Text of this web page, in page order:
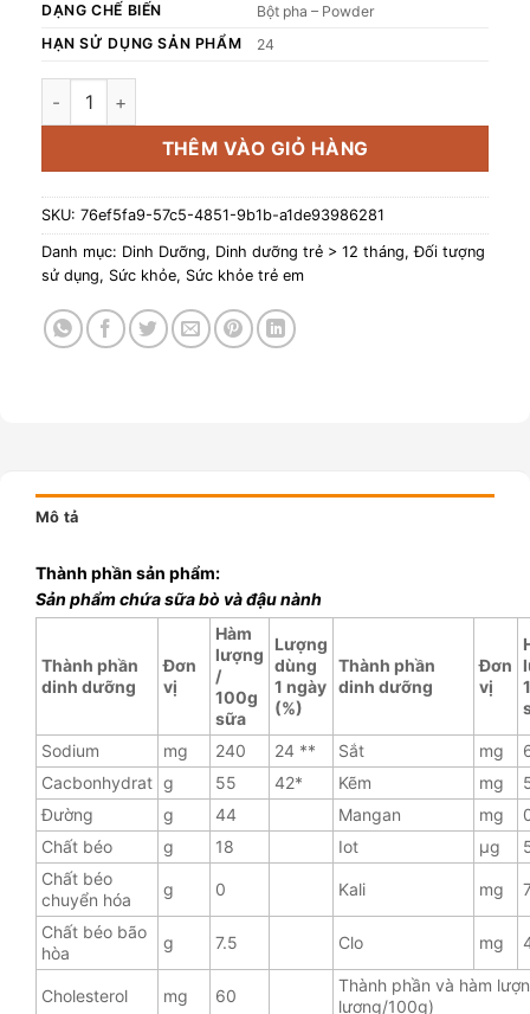
DẠNG CHẾ BIẾN
Bột pha – Powder
HẠN SỬ DỤNG SẢN PHẨM
24
Sản phẩm dinh dưỡng Lotte Kid A+ số lượng
THÊM VÀO GIỎ HÀNG
SKU: 76ef5fa9-57c5-4851-9b1b-a1de93986281
Danh mục: Dinh Dưỡng, Dinh dưỡng trẻ > 12 tháng,Đối tượng
sử dụng, Sức khỏe, Sức khỏe trẻ em
Mô tả
Thành phần sản phẩm:
Sản phẩm chứa sữa bò và đậu nành
Thành phần
dinh dưỡng
Đơn
vị
Hàm
lượng
/
100g
sữa
Lượng
dùng
1 ngày
(%)
Thành phần
dinh dưỡng
Đơn
vị
Sodium mg 240 24 ** Sắt mg
Cacbonhydrat g 55 42* Kẽm mg
Đường
g 44 Mangan mg
Chất béo
g 18 Iot µg
Chất béo
chuyển hóa
g 0 Kali mg
Chất béo bão
hòa
g 7.5 Clo mg
Cholesterol mg 60
Thành phần và hàm
lượng/100g)